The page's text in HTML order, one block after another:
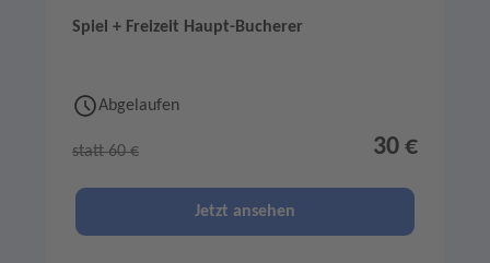
Spiel + Freizeit Haupt-Bucherer
Abgelaufen
statt 60 € 30 €
Jetzt ansehen